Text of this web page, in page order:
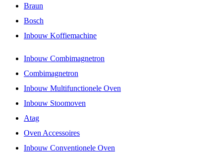
Braun
Bosch
Inbouw Koffiemachine
Inbouw Combimagnetron
Combimagnetron
Inbouw Multifunctionele Oven
Inbouw Stoomoven
Atag
Oven Accessoires
Inbouw Conventionele Oven